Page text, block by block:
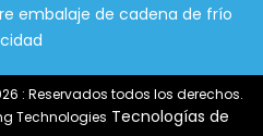
embalaje de cadena de frío
: Reservados todos los derechos.
Technologies Tecnologías de